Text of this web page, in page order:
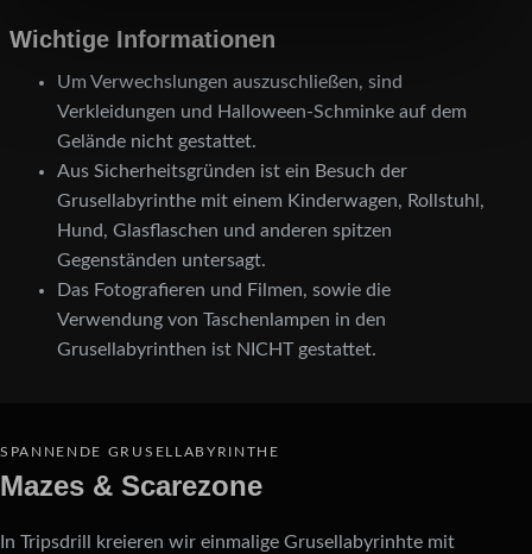
Wichtige Informationen
Um Verwechslungen auszuschließen, sind
Verkleidungen und Halloween-Schminke auf dem
Gelände nicht gestattet.
Aus Sicherheitsgründen ist ein Besuch der
Grusellabyrinthe mit einem Kinderwagen, Rollstuhl,
Hund, Glasflaschen und anderen spitzen
Gegenständen untersagt.
Das Fotografieren und Filmen, sowie die
Verwendung von Taschenlampen in den
Grusellabyrinthen ist NICHT gestattet.
SPANNENDE GRUSELLABYRINTHE
Mazes & Scarezone
In Tripsdrill kreieren wir einmalige Grusel­labyrinhte mit